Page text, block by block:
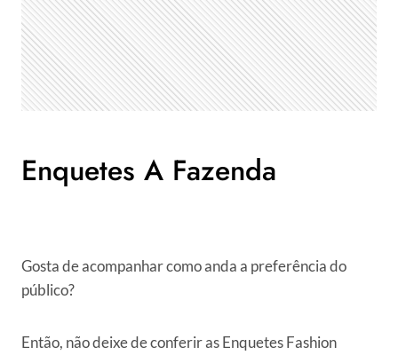
Enquetes A Fazenda
Gosta de acompanhar como anda a preferência do
público?
Então, não deixe de conferir as Enquetes Fashion